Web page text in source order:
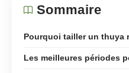
Sommaire
Pourquoi tailler un thuya
Les meilleures périodes